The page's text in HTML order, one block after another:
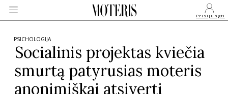
Prisijungti
VEIDAI
PSICHOLOGIJA
Socialinis projektas kviečia
smurtą patyrusias moteris
anonimiškai atsiverti